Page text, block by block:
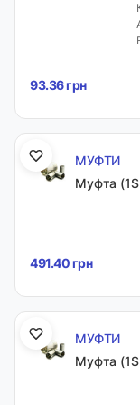
93.36 грн
МУФТИ
Муфта
491.40 грн
МУФТИ
Муфта